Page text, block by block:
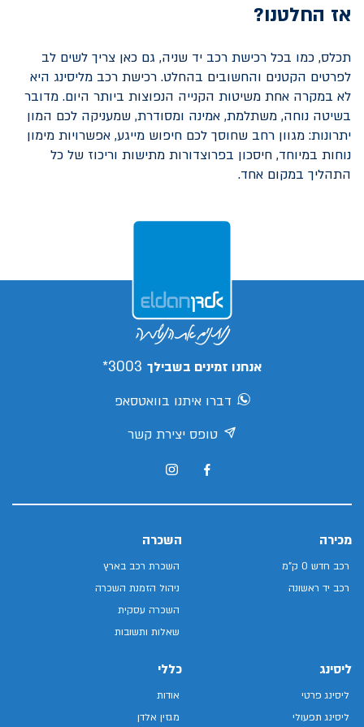
אז החלטנו?
תכלס, כמו בכל רכישת רכב יד שניה, גם כאן צריך לשים לב
לפרטים הקטנים והחשובים בהחלט. רכישת רכב מליסינג היא
לא במקרה אחת משיטות הקנייה הנפוצות ביותר היום. מדובר
בשיטה נוחה, משתלמת, אמינה ומסודרת, שמעניקה לכם המון
יתרונות: מגוון רחב שחוסך לכם חיפוש מייגע, אפשרויות מימון
נוחות במיוחד, חיסכון בפרוצדורות מתישות וריכוז של כל
התהליך במקום אחד.
אנחנו זמינים בשבילך 3003*
דברו איתנו בוואטסאפ
טופס יצירת קשר
מכירה
רכב חדש 0 ק"מ
רכב יד ראשונה
השכרה
השכרת רכב בארץ
ניהול הזמנת השכרה
השכרה עסקית
שאלות ותשובות
ליסינג
ליסינג פרטי
ליסינג תפעולי
כללי
אודות
מגזין אלדן